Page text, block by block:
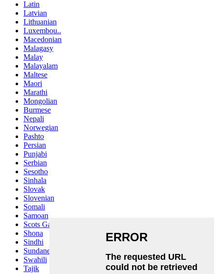
Latin
Latvian
Lithuanian
Luxembou..
Macedonian
Malagasy
Malay
Malayalam
Maltese
Maori
Marathi
Mongolian
Burmese
Nepali
Norwegian
Pashto
Persian
Punjabi
Serbian
Sesotho
Sinhala
Slovak
Slovenian
Somali
Samoan
Scots Gaelic
Shona
Sindhi
Sundanese
Swahili
Tajik